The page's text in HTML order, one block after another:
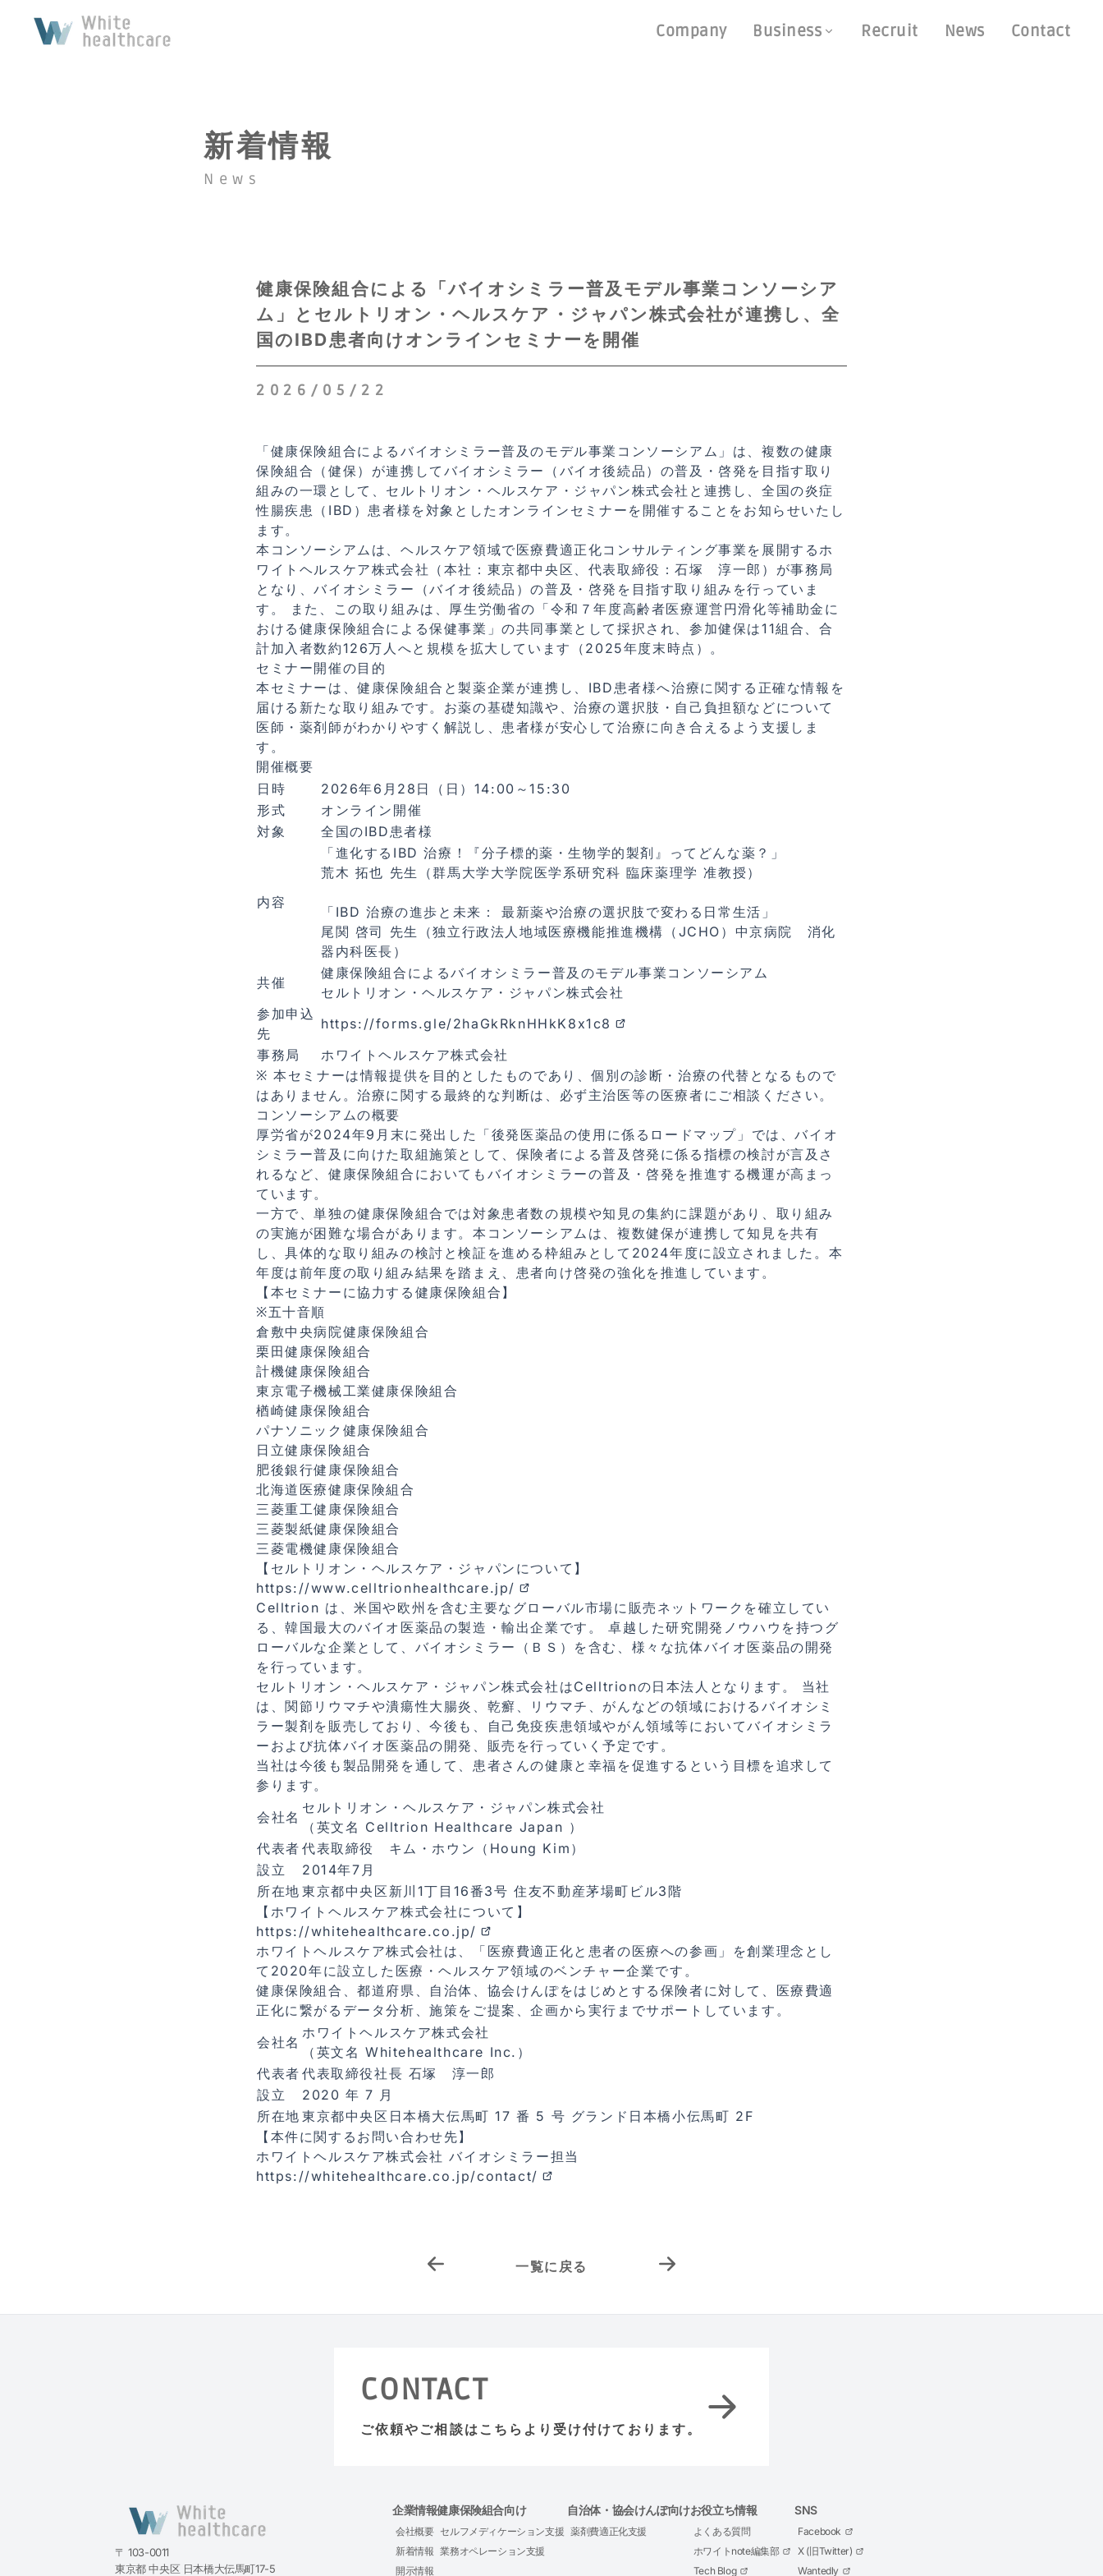
Company Business Recruit News Contact
新着情報
News
健康保険組合による「バイオシミラー普及モデル事業コンソーシア
ム」とセルトリオン・ヘルスケア・ジャパン株式会社が連携し、全
国のIBD患者向けオンラインセミナーを開催
2026/05/22
「健康保険組合によるバイオシミラー普及のモデル事業コンソーシアム」は、複数の健康
保険組合（健保）が連携してバイオシミラー（バイオ後続品）の普及・啓発を目指す取り
組みの一環として、セルトリオン・ヘルスケア・ジャパン株式会社と連携し、全国の炎症
性腸疾患（IBD）患者様を対象としたオンラインセミナーを開催することをお知らせいたし
ます。
本コンソーシアムは、ヘルスケア領域で医療費適正化コンサルティング事業を展開するホ
ワイトヘルスケア株式会社（本社：東京都中央区、代表取締役：石塚 淳一郎）が事務局
となり、バイオシミラー（バイオ後続品）の普及・啓発を目指す取り組みを行っていま
す。 また、この取り組みは、厚生労働省の「令和７年度高齢者医療運営円滑化等補助金に
おける健康保険組合による保健事業」の共同事業として採択され、参加健保は11組合、合
計加入者数約126万人へと規模を拡大しています（2025年度末時点）。
セミナー開催の目的
本セミナーは、健康保険組合と製薬企業が連携し、IBD患者様へ治療に関する正確な情報を
届ける新たな取り組みです。お薬の基礎知識や、治療の選択肢・自己負担額などについて
医師・薬剤師がわかりやすく解説し、患者様が安心して治療に向き合えるよう支援しま
す。
開催概要
日時
2026年6月28日（日）14:00～15:30
形式
オンライン開催
対象
全国のIBD患者様
内容
「進化するIBD 治療！『分子標的薬・生物学的製剤』ってどんな薬？」
荒木 拓也 先生（群馬大学大学院医学系研究科 臨床薬理学 准教授）
「IBD 治療の進歩と未来： 最新薬や治療の選択肢で変わる日常生活」
尾関 啓司 先生（独立行政法人地域医療機能推進機構（JCHO）中京病院 消化
器内科医長）
共催
健康保険組合によるバイオシミラー普及のモデル事業コンソーシアム
セルトリオン・ヘルスケア・ジャパン株式会社
参加申込
先
https://forms.gle/2haGkRknHHkK8x1c8
事務局
ホワイトヘルスケア株式会社
※ 本セミナーは情報提供を目的としたものであり、個別の診断・治療の代替となるもので
はありません。治療に関する最終的な判断は、必ず主治医等の医療者にご相談ください。
コンソーシアムの概要
厚労省が2024年9月末に発出した「後発医薬品の使用に係るロードマップ」では、バイオ
シミラー普及に向けた取組施策として、保険者による普及啓発に係る指標の検討が言及さ
れるなど、健康保険組合においてもバイオシミラーの普及・啓発を推進する機運が高まっ
ています。
一方で、単独の健康保険組合では対象患者数の規模や知見の集約に課題があり、取り組み
の実施が困難な場合があります。本コンソーシアムは、複数健保が連携して知見を共有
し、具体的な取り組みの検討と検証を進める枠組みとして2024年度に設立されました。本
年度は前年度の取り組み結果を踏まえ、患者向け啓発の強化を推進しています。
【本セミナーに協力する健康保険組合】
※五⼗⾳順
倉敷中央病院健康保険組合
栗田健康保険組合
計機健康保険組合
東京電⼦機械⼯業健康保険組合
楢崎健康保険組合
パナソニック健康保険組合
⽇⽴健康保険組合
肥後銀⾏健康保険組合
北海道医療健康保険組合
三菱重⼯健康保険組合
三菱製紙健康保険組合
三菱電機健康保険組合
【セルトリオン・ヘルスケア・ジャパンについて】
https://www.celltrionhealthcare.jp/
Celltrion は、米国や欧州を含む主要なグローバル市場に販売ネットワークを確立してい
る、韓国最大のバイオ医薬品の製造・輸出企業です。 卓越した研究開発ノウハウを持つグ
ローバルな企業として、バイオシミラー（ＢＳ）を含む、様々な抗体バイオ医薬品の開発
を行っています。
セルトリオン・ヘルスケア・ジャパン株式会社はCelltrionの日本法人となります。 当社
は、関節リウマチや潰瘍性大腸炎、乾癬、リウマチ、がんなどの領域におけるバイオシミ
ラー製剤を販売しており、今後も、自己免疫疾患領域やがん領域等においてバイオシミラ
ーおよび抗体バイオ医薬品の開発、販売を行っていく予定です。
当社は今後も製品開発を通して、患者さんの健康と幸福を促進するという目標を追求して
参ります。
会社名
セルトリオン・ヘルスケア・ジャパン株式会社
（英⽂名 Celltrion Healthcare Japan ）
代表者 代表取締役 キム・ホウン（Houng Kim）
設⽴
2014年7月
所在地 東京都中央区新川1丁目16番3号 住友不動産茅場町ビル3階
【ホワイトヘルスケア株式会社について】
https://whitehealthcare.co.jp/
ホワイトヘルスケア株式会社は、「医療費適正化と患者の医療への参画」を創業理念とし
て2020年に設⽴した医療・ヘルスケア領域のベンチャー企業です。
健康保険組合、都道府県、⾃治体、協会けんぽをはじめとする保険者に対して、医療費適
正化に繋がるデータ分析、施策をご提案、企画から実⾏までサポートしています。
会社名
ホワイトヘルスケア株式会社
（英⽂名 Whitehealthcare Inc.）
代表者 代表取締役社⻑ 石塚 淳一郎
設⽴
2020 年 7 ⽉
所在地 東京都中央区⽇本橋⼤伝⾺町 17 番 5 号 グランド⽇本橋⼩伝⾺町 2F
【本件に関するお問い合わせ先】
ホワイトヘルスケア株式会社 バイオシミラー担当
https://whitehealthcare.co.jp/contact/
一覧に戻る
CONTACT
ご依頼やご相談はこちらより受け付けております。
〒 103-0011
東京都 中央区 日本橋大伝馬町17-5
企業情報
会社概要
新着情報
開示情報
健康保険組合向け
セルフメディケーション支援
業務オペレーション支援
自治体・協会けんぽ向け
薬剤費適正化支援
お役立ち情報
よくある質問
ホワイトnote編集部
Tech Blog
SNS
Facebook
X (旧Twitter)
Wantedly